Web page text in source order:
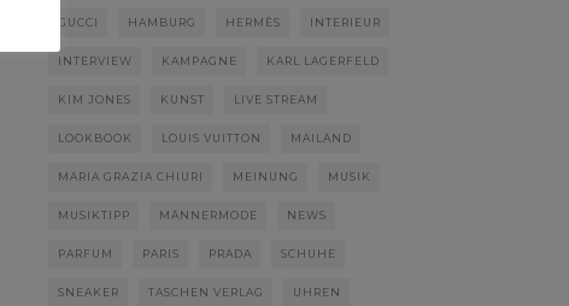
GUCCI HAMBURG HERMÈS INTERIEUR
INTERVIEW KAMPAGNE KARL LAGERFELD
KIM JONES KUNST LIVE STREAM
LOOKBOOK LOUIS VUITTON MAILAND
MARIA GRAZIA CHIURI MEINUNG MUSIK
MUSIKTIPP MÄNNERMODE NEWS
PARFUM PARIS PRADA SCHUHE
SNEAKER TASCHEN VERLAG UHREN